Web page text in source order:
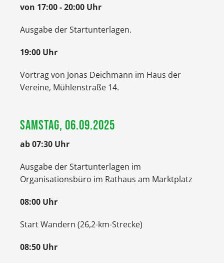
von 17:00 - 20:00 Uhr
Ausgabe der Startunterlagen.
19:00 Uhr
Vortrag von Jonas Deichmann im Haus der
Vereine, Mühlenstraße 14.
SAMSTAG, 06.09.2025
ab 07:30 Uhr
Ausgabe der Startunterlagen im
Organisationsbüro im Rathaus am Marktplatz
08:00 Uhr
Start Wandern (26,2-km-Strecke)
08:50 Uhr